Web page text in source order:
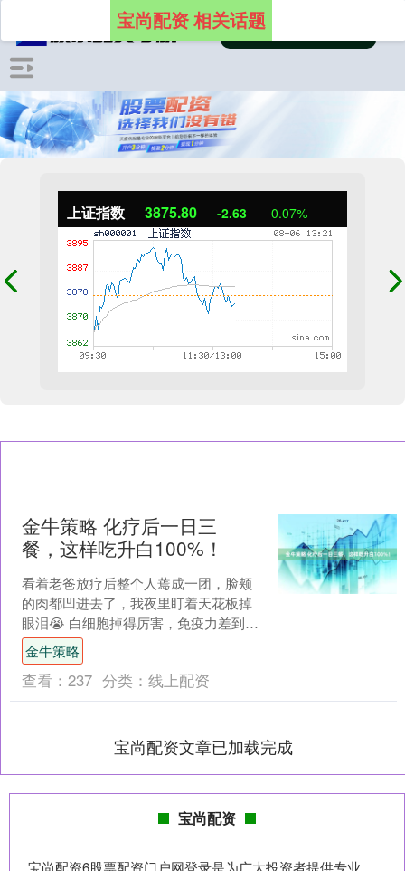
上证指数 3875.44 -2.99 -0.08%
宝尚配资 相关话题
金牛策略 化疗后一日三
餐，这样吃升白100%！
看着老爸放疗后整个人蔫成一团，脸颊
的肉都凹进去了，我夜里盯着天花板掉
眼泪😭 白细胞掉得厉害，免疫力差到吹
风就感冒，医生说必须赶紧补营养，不
然下一轮治疗都扛不住…....
金牛策略
查看： 237 分类： 线上配资
宝尚配资文章已加载完成
宝尚配资